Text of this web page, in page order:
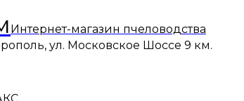
Интернет-магазин пчеловодства
ул. Московское Шоссе 9 км.